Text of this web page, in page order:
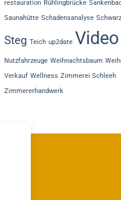
restauration Rühlingbrücke
Saunahütte Schadensanalyse
Steg Teich up2date Video
Nutzfahrzeuge Weihnachtsbaum
Verkauf Wellness Zimmerei Schleeh
Zimmererhandwerk